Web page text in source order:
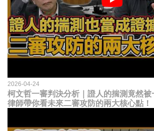
2026-04-24
柯文哲一審判決分析｜證人的揣測竟然
律師帶你看未來二審攻防的兩大核心點！